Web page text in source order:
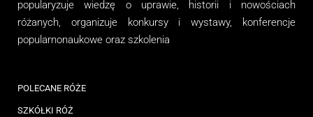
popularyzuje wiedzę o uprawie, historii i nowościach
różanych, organizujekonkursy i wystawy, konferencje
popularnonaukowe oraz szkolenia
POLECANE RÓŻE
SZKÓŁKI RÓŻ